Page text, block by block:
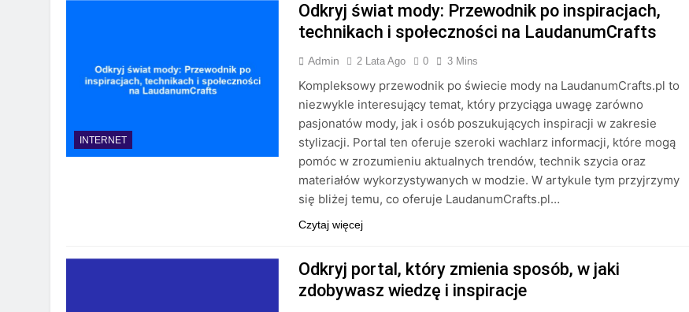
INTERNET
Odkryj świat mody: Przewodnik po inspiracjach,
technikach i społeczności na LaudanumCrafts
Admin 2 Lata Ago 0 3 Mins
Kompleksowy przewodnik po świecie mody na LaudanumCrafts.pl to
niezwykle interesujący temat, który przyciąga uwagę zarówno
pasjonatów mody, jak i osób poszukujących inspiracji w zakresie
stylizacji. Portal ten oferuje szeroki wachlarz informacji, które mogą
pomóc w zrozumieniu aktualnych trendów, technik szycia oraz
materiałów wykorzystywanych w modzie. W artykule tym przyjrzymy
się bliżej temu, co oferuje LaudanumCrafts.pl…
Czytaj więcej
Odkryj portal, który zmienia sposób, w jaki
zdobywasz wiedzę i inspiracje